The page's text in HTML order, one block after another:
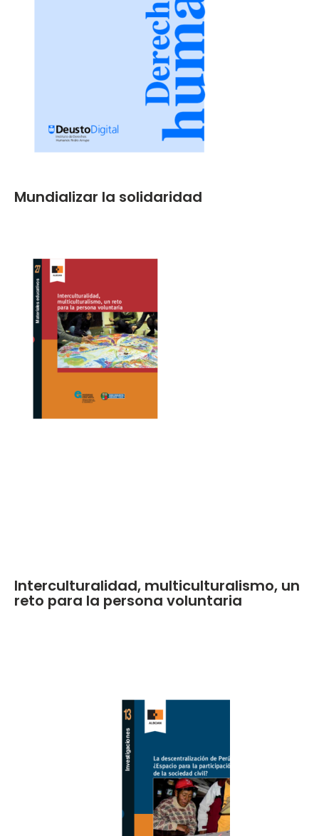
Mundializar la solidaridad
Interculturalidad, multiculturalismo, un
reto para la persona voluntaria